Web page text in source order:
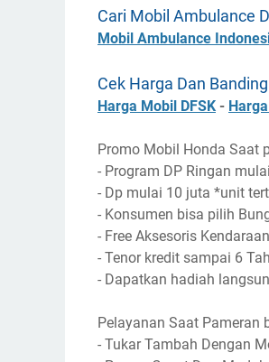
Cari Mobil Ambulance
Mobil Ambulance
Cek Harga Dan
Harga Mobil DFSK -
Promo Mobil Honda Saat
- Program DP Ringan
- Dp mulai 10 juta *unit
- Konsumen bisa pilih
- Free Aksesoris Kendaraan
- Tenor kredit sampai 6
- Dapatkan hadiah
Pelayanan Saat Pameran
- Tukar Tambah Dengan